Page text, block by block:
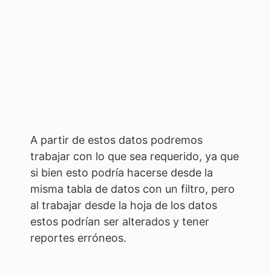
A partir de estos datos podremos
trabajar con lo que sea requerido, ya que
si bien esto podría hacerse desde la
misma tabla de datos con un filtro, pero
al trabajar desde la hoja de los datos
estos podrían ser alterados y tener
reportes erróneos.